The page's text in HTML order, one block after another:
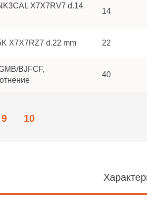
X7X7RV7 d.14
14
X7X7RZ7 d.22 mm 22
BJFCF,
40
9 10